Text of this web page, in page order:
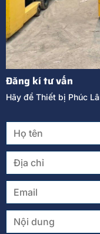
Đăng kí tư vấn
Hãy để Thiết bị Phúc